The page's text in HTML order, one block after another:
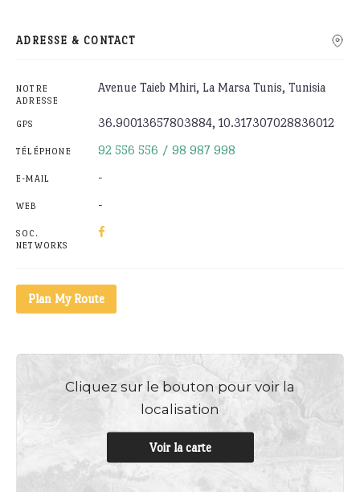
ADRESSE & CONTACT
NOTRE
ADRESSE
Avenue Taieb Mhiri, La Marsa Tunis, Tunisia
GPS 36.90013657803884, 10.317307028836012
TÉLÉPHONE 92 556 556 / 98 987 998
E-MAIL -
WEB -
SOC.
NETWORKS
Plan My Route
Cliquez sur le bouton pour voir la
localisation
Voir la carte